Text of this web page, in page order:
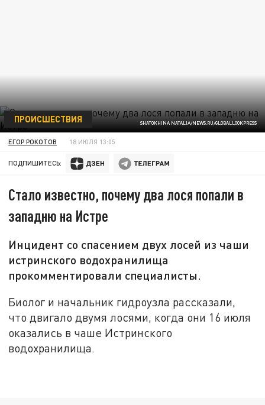
SHATOKHINA NATALIA/NEWS.RU/GLOBALLOOKPRESS
ПРОИСШЕСТВИЯ
ЕГОР РОКОТОВ 18 ИЮЛЯ 13:05
ПОДПИШИТЕСЬ:
Стало известно, почему два лося попали в
западню на Истре
Инцидент со спасением двух лосей из чаши
истринского водохранилища
прокомментировали специалисты.
Биолог и начальник гидроузла рассказали,
что двигало двумя лосями, когда они 16 июля
оказались в чаше Истринского
водохранилища.